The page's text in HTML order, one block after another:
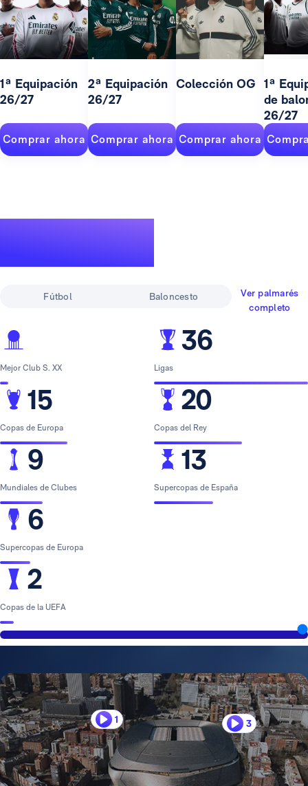
1ª Equipación
26/27
Comprar ahora
2ª Equipación
26/27
Comprar ahora
Colección OG
Comprar ahora
1ª
de
26/27
Fútbol Baloncesto
Ver palmarés
completo
Mejor Club S. XX
15
Copas de Europa
9
Mundiales de Clubes
6
Supercopas de Europa
2
Copas de la UEFA
36
Ligas
20
Copas del Rey
13
Supercopas de España
1 3